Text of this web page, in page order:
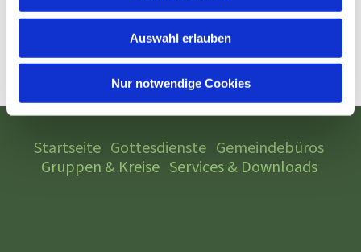
Auswahl erlauben
Nur notwendige Cookies
Startseite Gottesdienste Gemeindebüros
Gruppen & Kreise Services & Downloads